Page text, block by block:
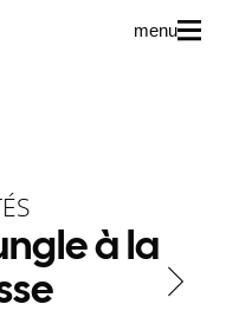
menu
à la